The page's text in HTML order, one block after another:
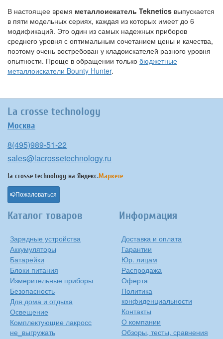
В настоящее время металлоискатель Teknetics выпускается
в пяти модельных сериях, каждая из которых имеет до 6
модификаций. Это один из самых надежных приборов
среднего уровня с оптимальным сочетанием цены и качества,
поэтому очень востребован у кладоискателей разного уровня
опытности. Проще в обращении только бюджетные
металлоискатели Bounty Hunter.
La crosse technology
Москва
8(495)989-51-22
sales@lacrossetechnology.ru
la crosse technology на Яндекс.Маркете
Пожаловаться
Каталог товаров
Зарядные устройства
Аккумуляторы
Батарейки
Блоки питания
Измерительные приборы
Безопасность
Для дома и отдыха
Освещение
Комплектующие лакросс
не_выгружать
Информация
Доставка и оплата
Гарантии
Юр. лицам
Распродажа
Оферта
Политика
конфиденциальности
Контакты
О компании
Обзоры, тесты, сравнения